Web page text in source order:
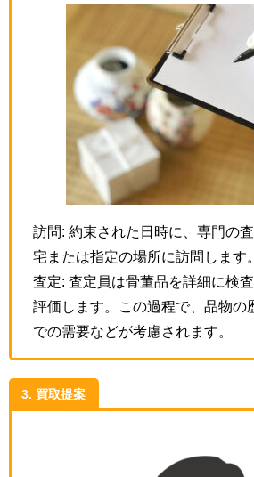
訪問: 約束された日時に、専門の
宅または指定の場所に訪問します。
査定: 査定員は骨董品を詳細に検
評価します。この過程で、品物の
での需要などが考慮されます。
3. 買取提案